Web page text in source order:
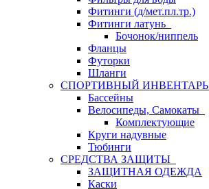
Фитинги (д/мет.пл.тр.)
Фитинги латунь
Бочонок/ниппель
Фланцы
Футорки
Шланги
СПОРТИВНЫЙ ИНВЕНТАРЬ
Бассейны
Велосипеды, Самокаты
Комплектующие
Круги надувные
Тюбинги
СРЕДСТВА ЗАЩИТЫ
ЗАЩИТНАЯ ОДЕЖДА
Каски